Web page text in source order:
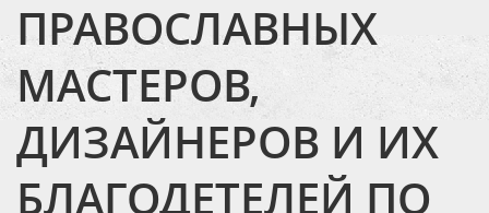
ПРАВОСЛАВНЫХ
МАСТЕРОВ,
ДИЗАЙНЕРОВ И ИХ
БЛАГОДЕТЕЛЕЙ ПО